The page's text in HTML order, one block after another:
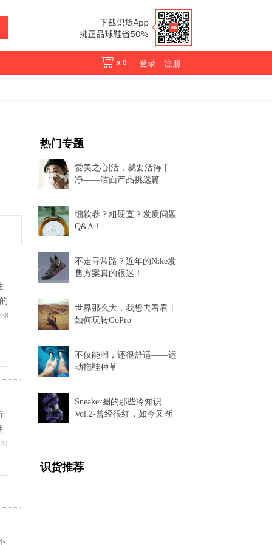
x 0 登录 注册
热门专题
爱美之心|活，就要活得干
净——洁面产品挑选篇
细软卷？粗硬直？发质问题
Q&A！
不走寻常路？近年的Nike发
售方案真的很迷！
世界那么大，我想去看看丨
如何玩转GoPro
不仅能潮，还很舒适——运
动拖鞋种草
Sneaker圈的那些冷知识
Vol.2-曾经很红，如今又渐
识货推荐